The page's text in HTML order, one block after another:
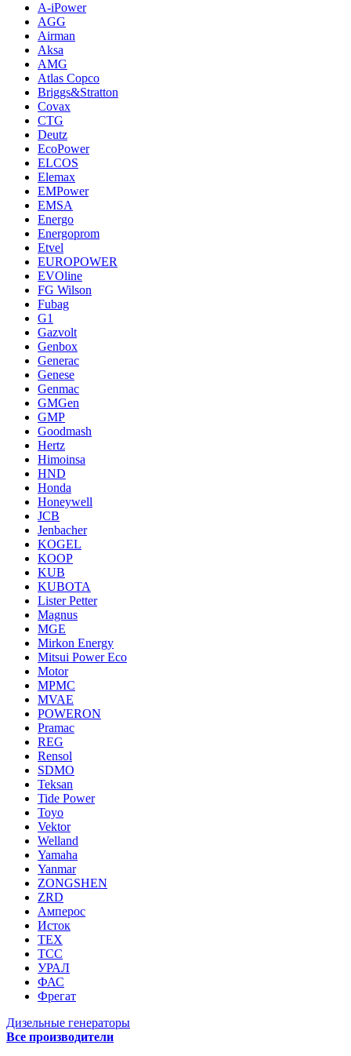
A-iPower
AGG
Airman
Aksa
AMG
Atlas Copco
Briggs&Stratton
Covax
CTG
Deutz
EcoPower
ELCOS
Elemax
EMPower
EMSA
Energo
Energoprom
Etvel
EUROPOWER
EVOline
FG Wilson
Fubag
G1
Gazvolt
Genbox
Generac
Genese
Genmac
GMGen
GMP
Goodmash
Hertz
Himoinsa
HND
Honda
Honeywell
JCB
Jenbacher
KOGEL
KOOP
KUB
KUBOTA
Lister Petter
Magnus
MGE
Mirkon Energy
Mitsui Power Eco
Motor
MPMC
MVAE
POWERON
Pramac
REG
Rensol
SDMO
Teksan
Tide Power
Toyo
Vektor
Welland
Yamaha
Yanmar
ZONGSHEN
ZRD
Амперос
Исток
ТЕХ
ТСС
УРАЛ
ФАС
Фрегат
Дизельные генераторы
Все производители